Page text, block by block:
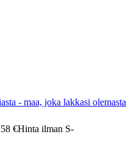
- maa, joka lakkasi olemasta
€Hinta ilman S-